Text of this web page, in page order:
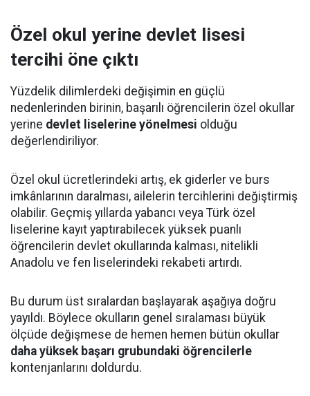
Özel okul yerine devlet lisesi
tercihi öne çıktı
Yüzdelik dilimlerdeki değişimin en güçlü
nedenlerinden birinin, başarılı öğrencilerin özel okullar
yerine devlet liselerine yönelmesi olduğu
değerlendiriliyor.
Özel okul ücretlerindeki artış, ek giderler ve burs
imkânlarının daralması, ailelerin tercihlerini değiştirmiş
olabilir. Geçmiş yıllarda yabancı veya Türk özel
liselerine kayıt yaptırabilecek yüksek puanlı
öğrencilerin devlet okullarında kalması, nitelikli
Anadolu ve fen liselerindeki rekabeti artırdı.
Bu durum üst sıralardan başlayarak aşağıya doğru
yayıldı. Böylece okulların genel sıralaması büyük
ölçüde değişmese de hemen hemen bütün okullar
daha yüksek başarı grubundaki öğrencilerle
kontenjanlarını doldurdu.